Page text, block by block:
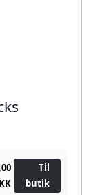
Til
butik